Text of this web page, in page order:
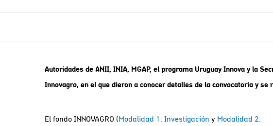
Autoridades de ANII, INIA, MGAP, el programa Uruguay Innova y la
Innovagro, en el que dieron a conocer detalles de la convocatoria y
El fondo INNOVAGRO (Modalidad 1: Investigación y Modalidad 2: